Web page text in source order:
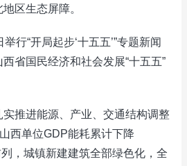
区生态屏障。
行“开局起步‘十五五’”专题新闻
省国民经济和社会发展“十五五”
推进能源、产业、交通结构调整
西单位GDP能耗累计下降
，城镇新建建筑全部绿色化，全